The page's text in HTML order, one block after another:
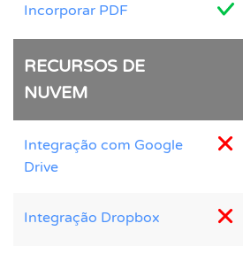
Incorporar PDF
RECURSOS DE
NUVEM
Integração com Google
Drive
Integração Dropbox